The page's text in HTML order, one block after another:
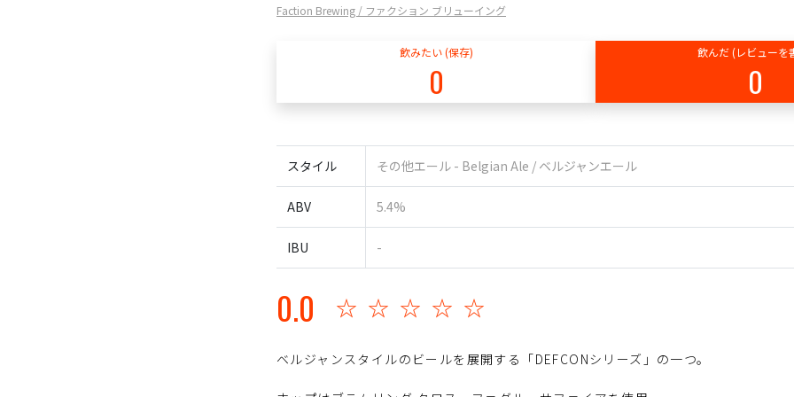
Faction Brewing / ファクション ブリューイング
飲みたい (保存)
0
飲んだ (レビューを
0
スタイル その他エール - Belgian Ale / ベルジャンエール
ABV 5.4%
IBU -
0.0 ☆☆☆☆☆
ベルジャンスタイルのビールを展開する「DEFCONシリーズ」の一つ。